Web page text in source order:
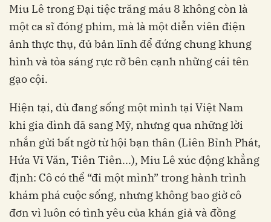
Miu Lê trong Đại tiệc trăng máu 8 không còn là
một ca sĩ đóng phim, mà là một diễn viên điện
ảnh thực thụ, đủ bản lĩnh để đứng chung khung
hình và tỏa sáng rực rỡ bên cạnh những cái tên
gạo cội.
Hiện tại, dù đang sống một mình tại Việt Nam
khi gia đình đã sang Mỹ, nhưng qua những lời
nhắn gửi bất ngờ từ hội bạn thân (Liên Bỉnh Phát,
Hứa Vĩ Văn, Tiên Tiên...), Miu Lê xúc động khẳng
định: Cô có thể “đi một mình” trong hành trình
khám phá cuộc sống, nhưng không bao giờ cô
đơn vì luôn có tình yêu của khán giả và đồng